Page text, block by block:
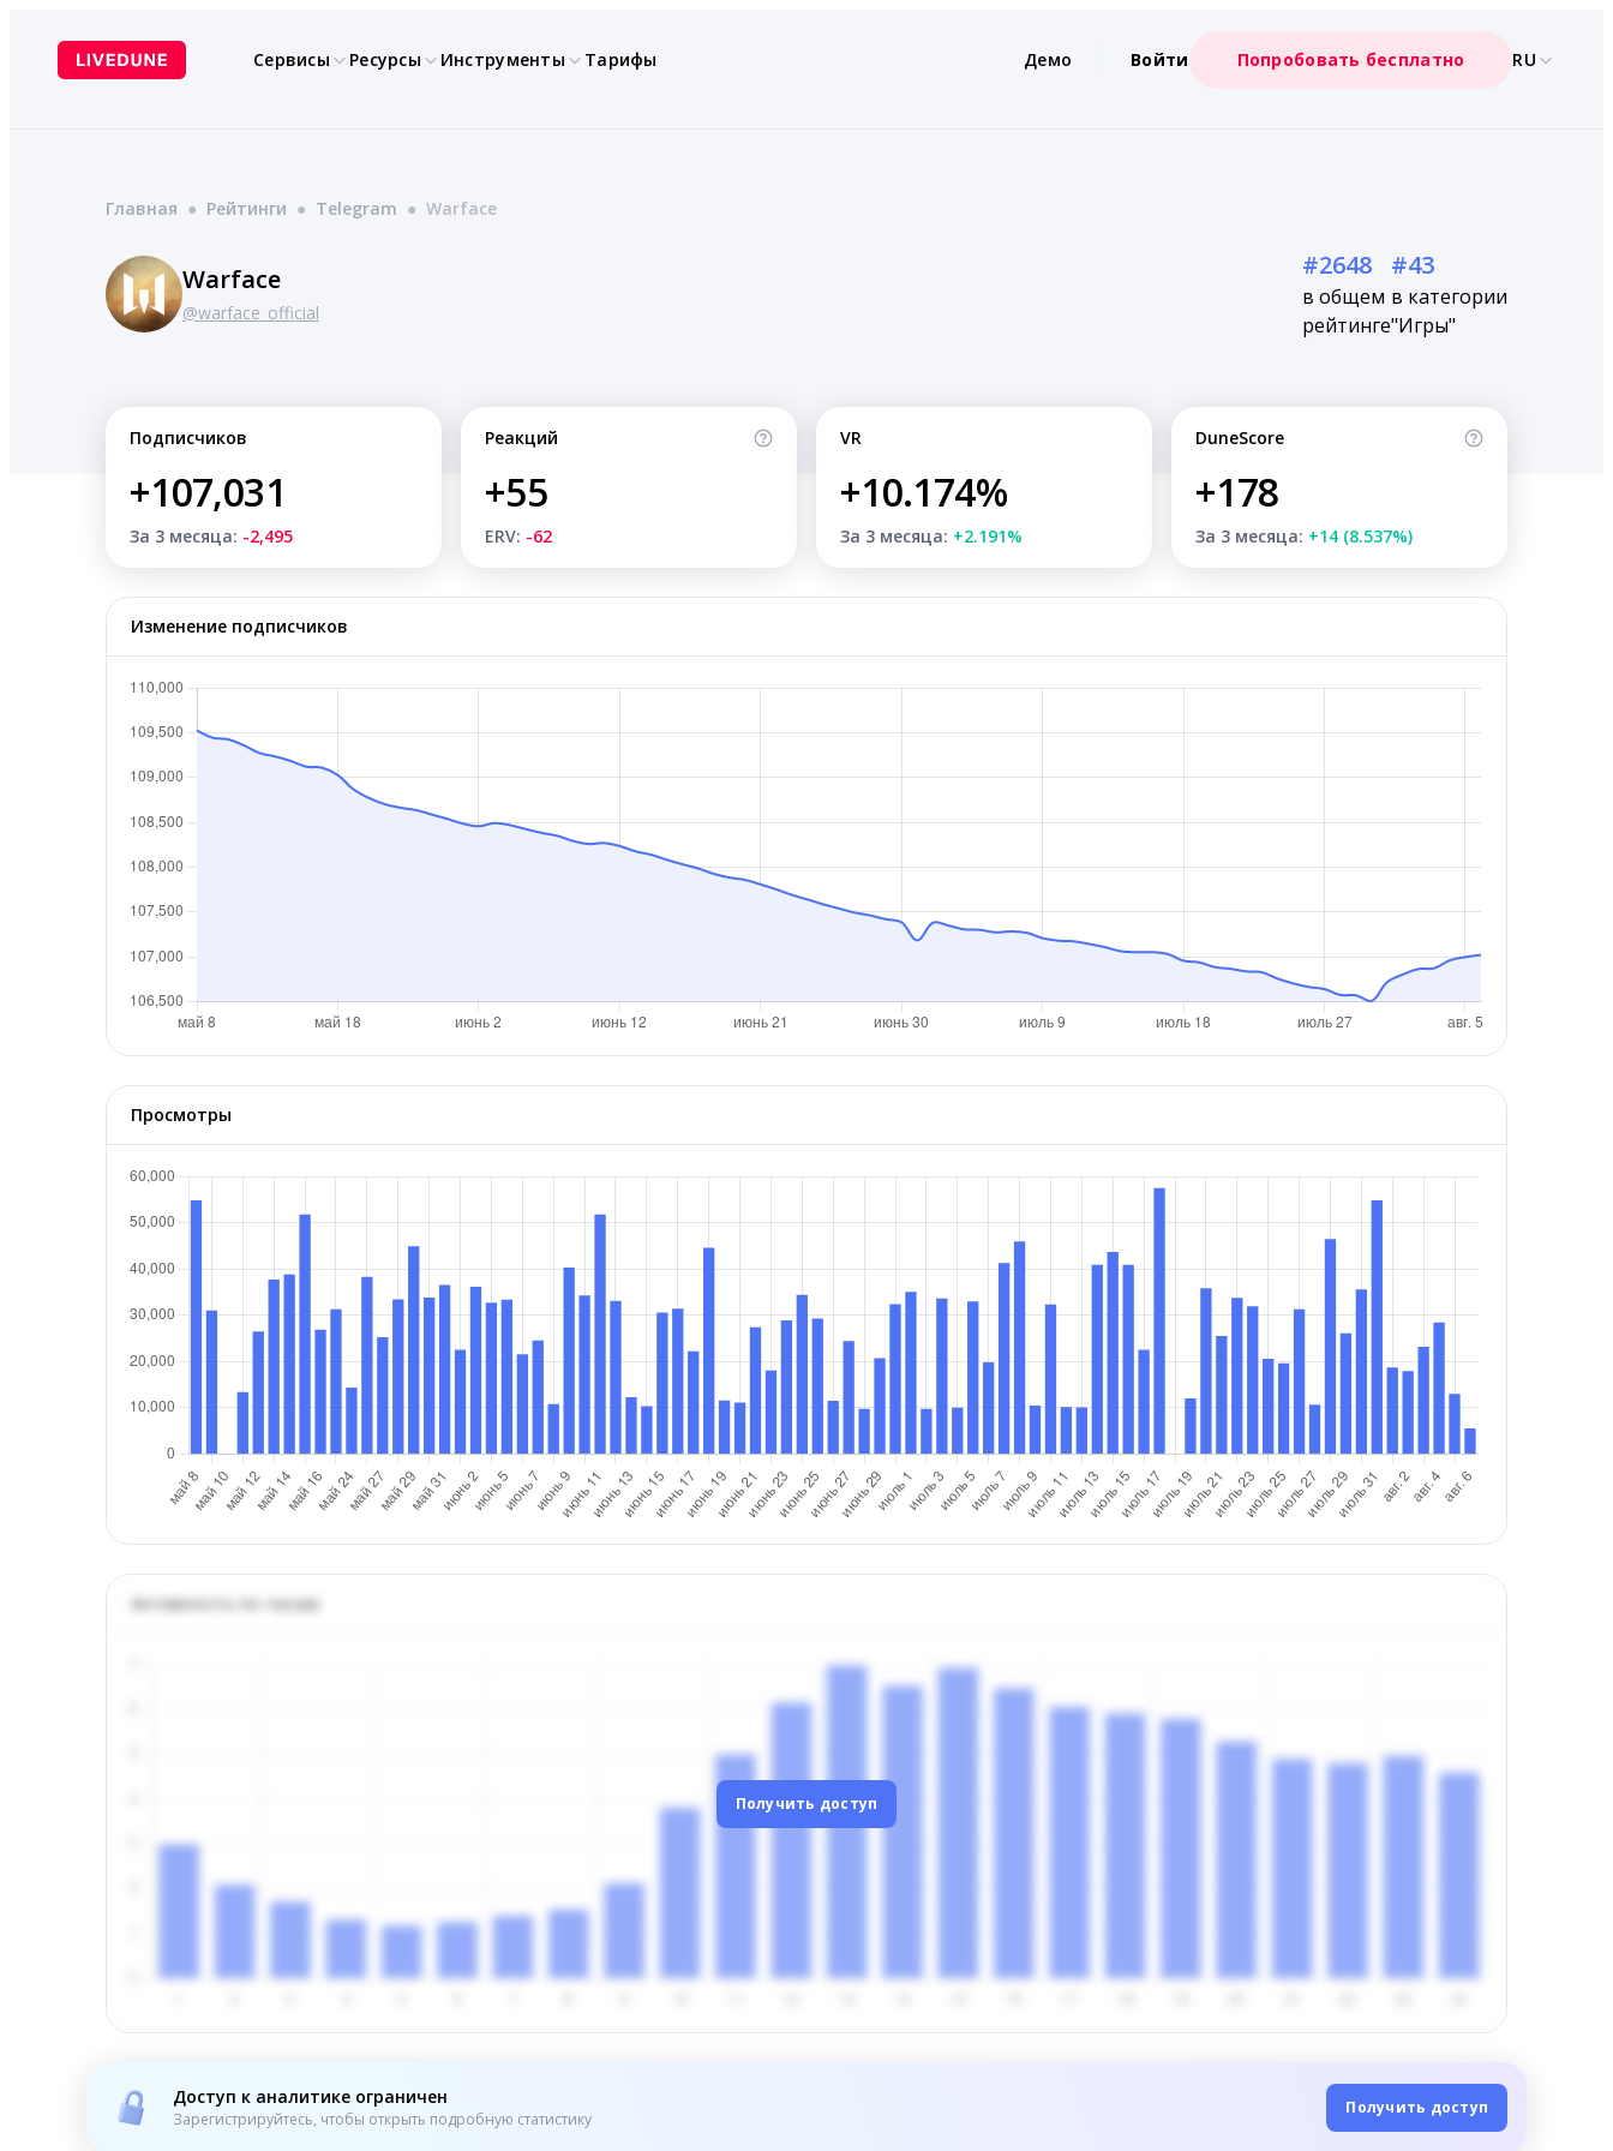
содержимому
Сервисы Ресурсы Инструменты Тарифы Демо Войти Попробовать бесплатно RU
Главная ● Рейтинги ● Telegram ● Warface
Warface
@warface_official
#2648
в общем
рейтинге
#43
в категории
"Игры"
Подписчиков
+107,031
За 3 месяца: -2,495
Реакций
+55
ERV: -62
VR
+10.174%
За 3 месяца: +2.191%
DuneScore
+178
За 3 месяца: +14 (8.537%)
Изменение подписчиков
Просмотры
Активность по часам
Получить доступ
Доступ к аналитике ограничен
Зарегистрируйтесь, чтобы открыть подробную статистику
Получить доступ